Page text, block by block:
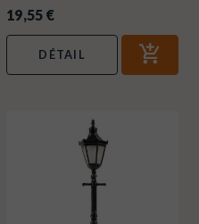
19,55 €
DÉTAIL